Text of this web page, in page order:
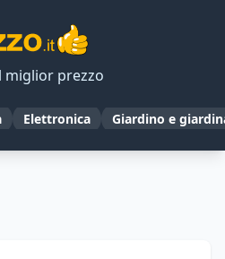
prezzo
Elettronica Giardino e